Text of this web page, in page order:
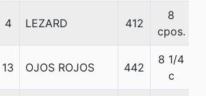
4 LEZARD 412
8
cpos.
13 OJOS ROJOS 442
8 1/4
c